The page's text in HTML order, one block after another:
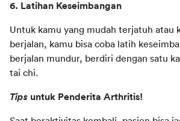
6. Latihan Keseimbangan
Untuk kamu yang mudah terjatuh atau
berjalan, kamu bisa coba latih
berjalan mundur, berdiri dengan satu
tai chi.
Tips untuk Penderita Arthritis!